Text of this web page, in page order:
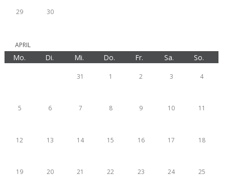
29 30
APRIL
Mo. Di. Mi. Do. Fr. Sa. So.
31 1 2 3 4
5 6 7 8 9 10 11
12 13 14 15 16 17 18
19 20 21 22 23 24 25